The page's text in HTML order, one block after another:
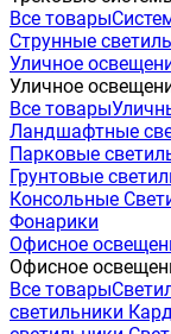
Все товары
Струнные
Уличное
Уличное
Все товары
Ландшафтные
Парковые
Грунтовые
Консольные
Фонарики
Офисное
Офисное
Все товары
светильники